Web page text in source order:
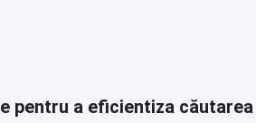
pentru a eficientiza căutarea